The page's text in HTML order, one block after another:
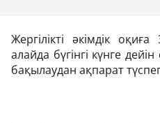
Жергілікті әкімдік
алайда бүгінгі күнге
бақылаудан ақпарат